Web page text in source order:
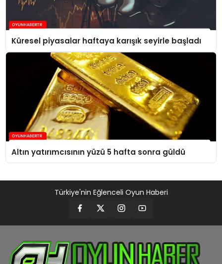
Küresel piyasalar haftaya karışık seyirle başladı
Altın yatırımcısının yüzü 5 hafta sonra güldü
Türkiye'nin Eğlenceli Oyun Haberi